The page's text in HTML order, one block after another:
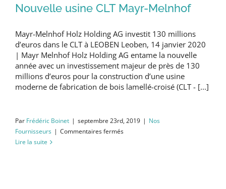
Nouvelle usine CLT Mayr-Melnhof
Mayr-Melnhof Holz Holding AG investit 130 millions
d’euros dans le CLT à LEOBEN Leoben, 14 janvier 2020
| Mayr Melnhof Holz Holding AG entame la nouvelle
année avec un investissement majeur de près de 130
millions d’euros pour la construction d’une usine
moderne de fabrication de bois lamellé-croisé (CLT - [...]
Par Frédéric Boinet | septembre 23rd, 2019 | Nos
Fournisseurs | Commentaires ferméssur
Lire la suite